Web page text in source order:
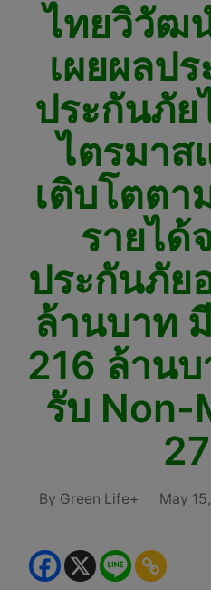
ไทยวิวัฒ
เผยผลป
ประกันภั
ไตรมาส
เติบโตตา
รายได้
ประกันภัย
ล้านบาท
216 ล้านบ
รับ Non-
Posted
By Green Life+ May